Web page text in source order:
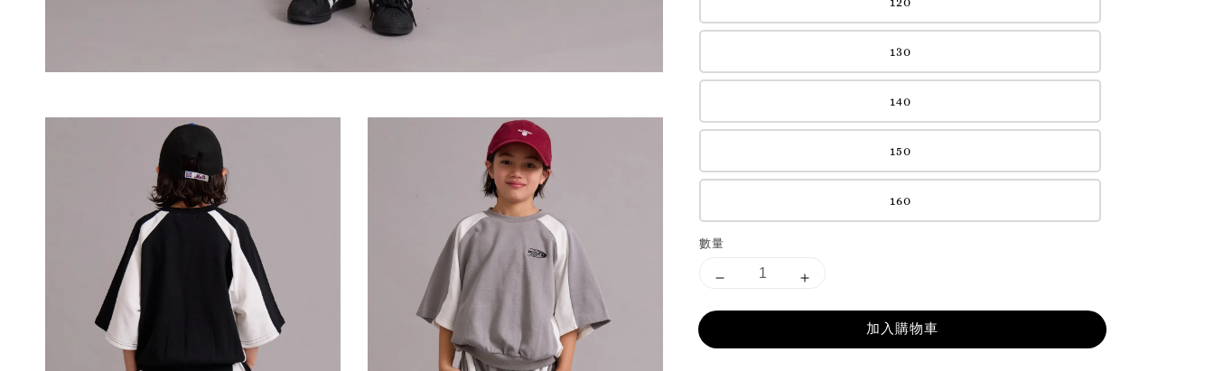
130
140
150
160
數量
加入購物車